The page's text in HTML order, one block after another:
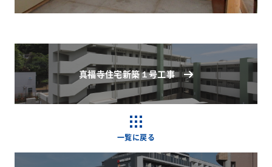
一覧に戻る
真福寺住宅新築１号工事